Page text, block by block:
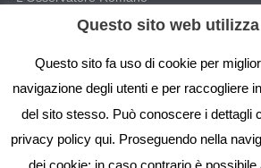
• SIR Agenzia d'informazione
• Gesuiti Villapizzone
• Settimana della Comunicazione
• Festival Biblico
Questo sito web
Questo sito fa uso di cookie per
navigazione degli utenti e per raccogliere
del sito stesso. Può conoscere i dettagli
privacy policy qui. Proseguendo nella
dei cookie; in caso contrario è possibile